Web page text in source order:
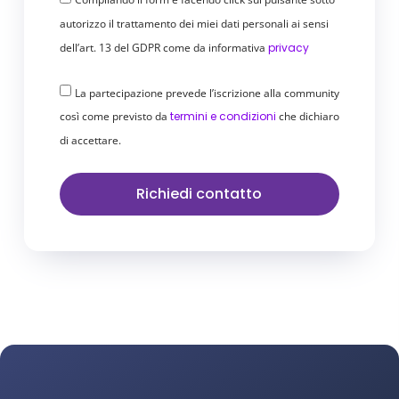
e lo stile del tuo brand.
Risposta alle recensioni:Rebyū si
connette alle principali piattaforme di
Booking.com), centralizzandole in una
dashboard intuitiva.
Personalizzazione avanzata:
specifico (promuovere la struttura,
valorizzare il territorio, ecc.); tono e stile
Traduzione in tempo reale per ospiti
autorizzo il trattamento dei miei dati personali ai sensi
dell’art. 13 del GDPR come da informativa privacy
La partecipazione prevede l’iscrizione alla community
così come previsto da termini e condizioni che dichiaro
di accettare.
Richiedi contatto